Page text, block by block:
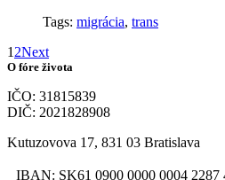
Tags: migrácia, trans
1 2Next
O fóre života
IČO: 31815839
DIČ: 2021828908
Kutuzovova 17, 831 03 Bratislava
IBAN: SK61 0900 0000 0004 2287